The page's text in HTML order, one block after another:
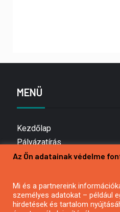
MENÜ
Kezdőlap
Pályázatírás
Bemutatkozás
Hírlevél feliratkozás
Impresszum
Az Ön adatainak védelme
Mi és a partnereink
személyes adatokat – például
hirdetések és tartalom